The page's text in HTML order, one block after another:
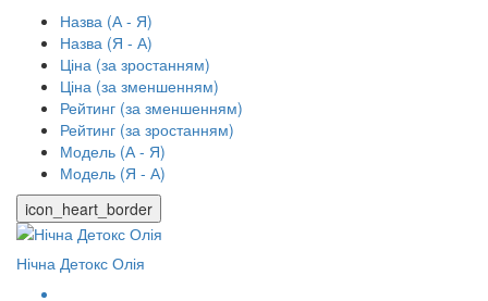
Назва (А - Я)
Назва (Я - А)
Ціна (за зростанням)
Ціна (за зменшенням)
Рейтинг (за зменшенням)
Рейтинг (за зростанням)
Модель (А - Я)
Модель (Я - А)
icon_heart_border
Нічна Детокс Олія